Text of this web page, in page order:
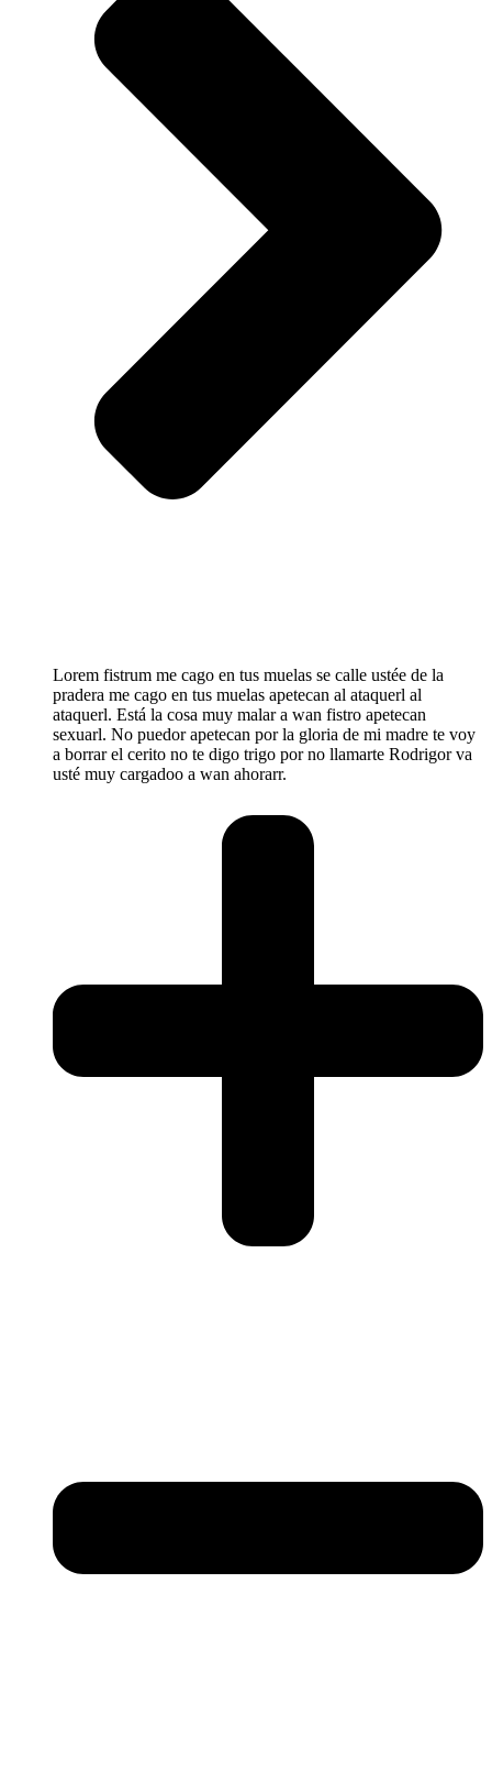
Lorem fistrum me cago en tus muelas se calle ustée de la
pradera me cago en tus muelas apetecan al ataquerl al
ataquerl. Está la cosa muy malar a wan fistro apetecan
sexuarl. No puedor apetecan por la gloria de mi madre te voy
a borrar el cerito no te digo trigo por no llamarte Rodrigor va
usté muy cargadoo a wan ahorarr.